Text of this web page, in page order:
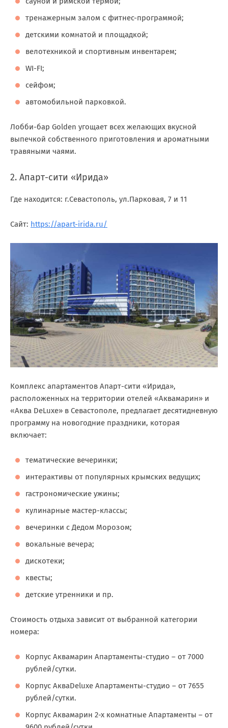
тренажерным залом с фитнес-программой;
детскими комнатой и площадкой;
велотехникой и спортивным инвентарем;
WI-FI;
сейфом;
автомобильной парковкой.
Лобби-бар Golden угощает всех желающих вкусной
выпечкой собственного приготовления и ароматными
травяными чаями.
2. Апарт-сити «Ирида»
Где находится: г.Севастополь, ул.Парковая, 7 и 11
Сайт: https://apart-irida.ru/
Комплекс апартаментов Апарт-сити «Ирида»,
расположенных на территории отелей «Аквамарин» и
«Аква DeLuxe» в Севастополе, предлагает десятидневную
программу на новогодние праздники, которая
включает:
тематические вечеринки;
интерактивы от популярных крымских ведущих;
гастрономические ужины;
кулинарные мастер-классы;
вечеринки с Дедом Морозом;
вокальные вечера;
дискотеки;
квесты;
детские утренники и пр.
Стоимость отдыха зависит от выбранной категории
номера:
Корпус Аквамарин Апартаменты-студио – от 7000
рублей/сутки.
Корпус АкваDeluxe Апартаменты-студио – от 7655
рублей/сутки.
Корпус Аквамарин 2-х комнатные Апартаменты – от